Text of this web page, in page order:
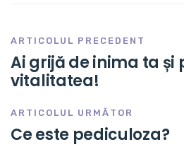
ARTICOLUL PRECEDENT
Ai grijă de inima ta
vitalitatea!
ARTICOLUL URMĂTOR
Ce este pediculoza?